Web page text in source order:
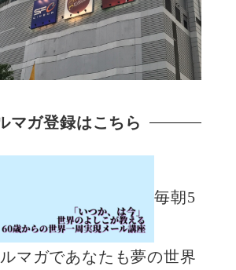
マガ登録はこちら
毎朝5
マガであなたも夢の世界